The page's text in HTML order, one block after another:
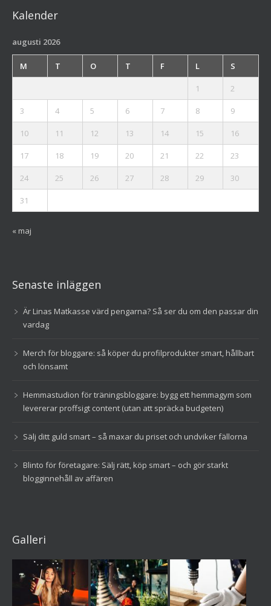
Kalender
augusti 2026
M T O T F L S
1 2
3 4 5 6 7 8 9
10 11 12 13 14 15 16
17 18 19 20 21 22 23
24 25 26 27 28 29 30
31
« maj
Senaste inläggen
Är Linas Matkasse värd pengarna? Så ser du om den passar din
vardag
Merch för bloggare: så köper du profilprodukter smart, hållbart
och lönsamt
Hemmastudion för träningsbloggare: bygg ett hemmagym som
levererar proffsigt content (utan att spräcka budgeten)
Sälj ditt guld smart – så maxar du priset och undviker fällorna
Blinto för företagare: Sälj rätt, köp smart – och gör starkt
blogginnehåll av affären
Galleri